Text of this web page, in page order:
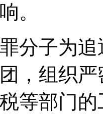
。
子为追
，组织
等部门